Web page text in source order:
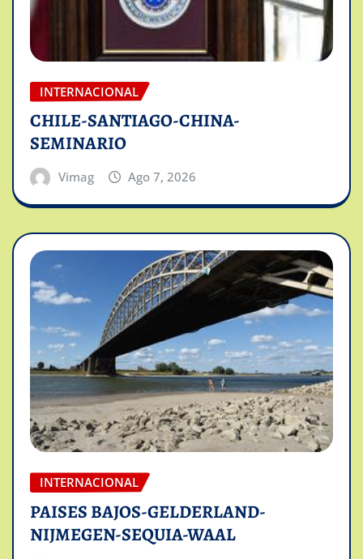
INTERNACIONAL
CHILE-SANTIAGO-CHINA-
SEMINARIO
Vimag Ago 7, 2026
INTERNACIONAL
PAISES BAJOS-GELDERLAND-
NIJMEGEN-SEQUIA-WAAL